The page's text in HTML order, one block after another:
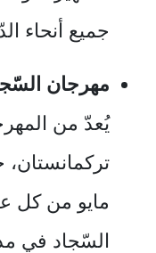
جميع أنحاء
مهرجان
يُعدّ من
مايو من كل
السّجاد في